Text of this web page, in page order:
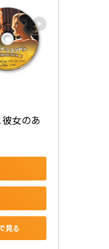
女のあ
見る